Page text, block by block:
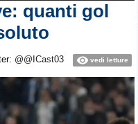
quanti gol
@@ICast03 vedi letture